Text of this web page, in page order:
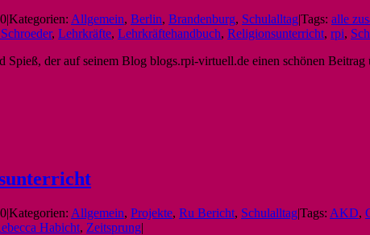
|Kategorien: Allgemein, Berlin, Brandenburg, Schulalltag|Tags: alle
, Lehrkräfte, Lehrkräftehandbuch, Religionsunterricht, rpi,
der auf seinem Blog blogs.rpi-virtuell.de einen schönen
|Kategorien: Allgemein, Projekte, Ru Bericht, Schulalltag|Tags: AKD,
Habicht, Zeitsprung|